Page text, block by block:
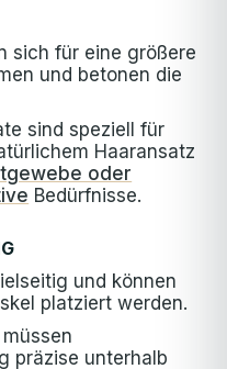
sich für eine größere
und betonen die
sind speziell für
Haaransatz
oder
Bedürfnisse.
und können
platziert werden.
präzise unterhalb